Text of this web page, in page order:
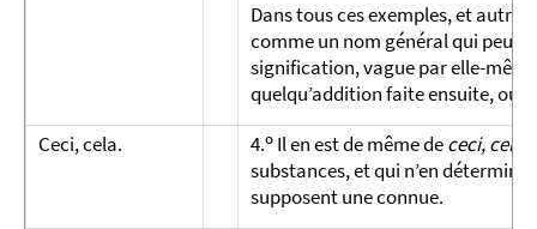
Dans tous ces exemples, et
comme un nom général qui peut
signification, vague par elle-
quelqu’addition faite ensuite, ou
Ceci, cela.
4.o Il en est de même dececi, cela
substances, et qui n’en
supposent une connue.